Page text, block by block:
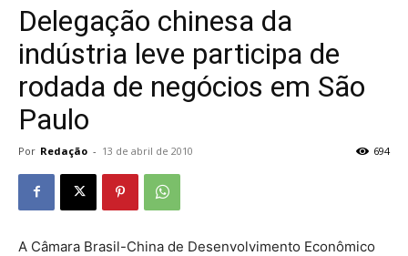
Delegação chinesa da
indústria leve participa de
rodada de negócios em São
Paulo
Por Redação - 13 de abril de 2010 694
A Câmara Brasil-China de Desenvolvimento Econômico